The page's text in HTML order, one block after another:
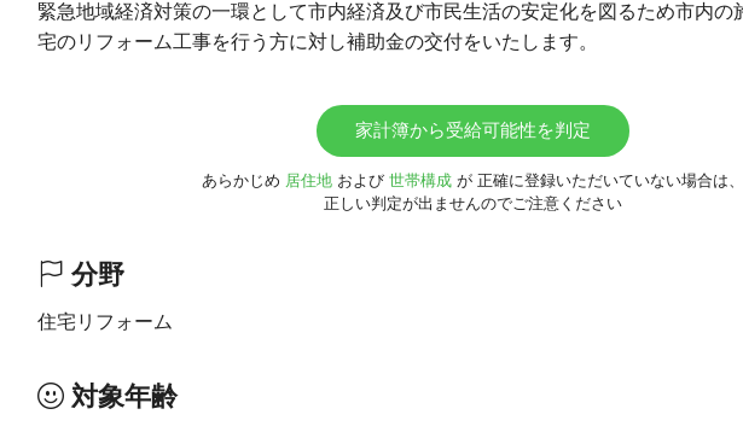
緊急地域経済対策の一環として市内経済及び市民生活の安定化を図るため市内の
宅のリフォーム工事を行う方に対し補助金の交付をいたします。
家計簿から受給可能性を判定
あらかじめ 居住地および 世帯構成が 正確に登録いただいていない場合は、
正しい判定が出ませんのでご注意ください
分野
住宅リフォーム
対象年齢